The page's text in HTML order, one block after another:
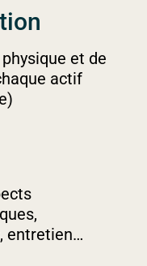
et de
actif
entretien…